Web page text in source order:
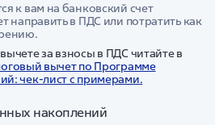
к вам на банковский счет
направить в ПДС или потратить как
за взносы в ПДС читайте в
вычет по Программе
чек-лист с примерами.
накоплений